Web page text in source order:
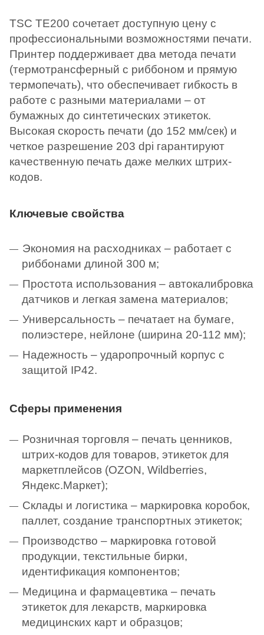
TSC TE200 сочетает доступную цену с
профессиональными возможностями печати.
Принтер поддерживает два метода печати
(термотрансферный с риббоном и прямую
термопечать), что обеспечивает гибкость в
работе с разными материалами – от
бумажных до синтетических этикеток.
Высокая скорость печати (до 152 мм/сек) и
четкое разрешение 203 dpi гарантируют
качественную печать даже мелких штрих-
кодов.
Ключевые свойства
Экономия на расходниках – работает с
риббонами длиной 300 м;
Простота использования – автокалибровка
датчиков и легкая замена материалов;
Универсальность – печатает на бумаге,
полиэстере, нейлоне (ширина 20-112 мм);
Надежность – ударопрочный корпус с
защитой IP42.
Сферы применения
Розничная торговля – печать ценников,
штрих-кодов для товаров, этикеток для
маркетплейсов (OZON, Wildberries,
Яндекс.Маркет);
Склады и логистика – маркировка коробок,
паллет, создание транспортных этикеток;
Производство – маркировка готовой
продукции, текстильные бирки,
идентификация компонентов;
Медицина и фармацевтика – печать
этикеток для лекарств, маркировка
медицинских карт и образцов;